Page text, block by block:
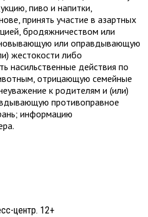
пиво и напитки,
принять участие в азартных
бродяжничеством или
или оправдывающую
жестокости либо
насильственные действия по
отрицающую семейные
к родителям и (или)
противоправное
информацию
центр. 12+